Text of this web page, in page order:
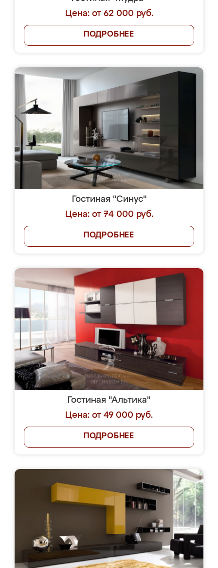
Цена: от 62 000 руб.
ПОДРОБНЕЕ
Гостиная "Синус"
Цена: от 74 000 руб.
ПОДРОБНЕЕ
Гостиная "Альтика"
Цена: от 49 000 руб.
ПОДРОБНЕЕ